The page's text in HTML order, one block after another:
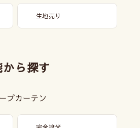
生地売り
ら探す
プカーテン